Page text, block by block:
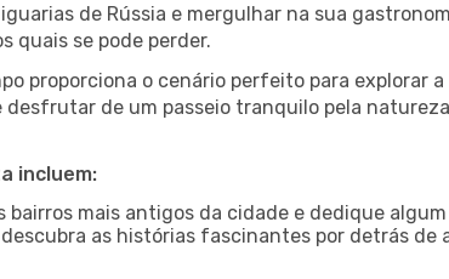
de Rússia e mergulhar na sua
quais se pode perder.
proporciona o cenário perfeito para explorar
de um passeio tranquilo pela
incluem:
bairros mais antigos da cidade e dedique
as histórias fascinantes por detrás